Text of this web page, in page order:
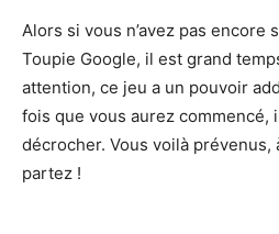
Alors si vous n’avez pas encore
Toupie Google, il est grand
attention, ce jeu a un pouvoir
fois que vous aurez commencé,
décrocher. Vous voilà prévenus,
partez !